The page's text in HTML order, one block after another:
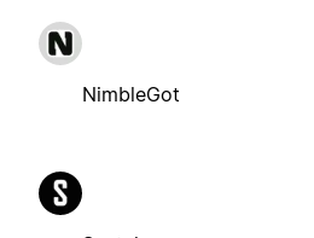
NimbleGot